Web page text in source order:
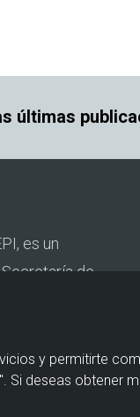
últimas
es un
de
y permitirte
deseas obtener